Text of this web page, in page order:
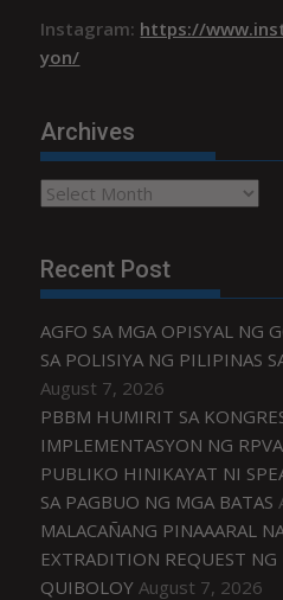
Instagram: https://
yon/
Archives
Archives
Recent Post
AGFO SA MGA OPISYAL NG
SA POLISIYA NG PILIPINAS
August 7, 2026
PBBM HUMIRIT SA
IMPLEMENTASYON NG
PUBLIKO HINIKAYAT NI
SA PAGBUO NG MGA BATAS
MALACAÑANG PINAAARAL
EXTRADITION REQUEST NG
QUIBOLOY August 7, 2026